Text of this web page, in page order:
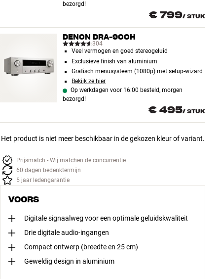
bezorgd!
€ 799/ STUK
DENON DRA-900H
304
Veel vermogen en goed stereogeluid
Exclusieve finish van aluminium
Grafisch menusysteem (1080p) met setup-wizard
Bekijk ze hier
Op werkdagen voor 16:00 besteld, morgen
bezorgd!
€ 495/ STUK
Het product is niet meer beschikbaar in de gekozen kleur of variant.
Prijsmatch - Wij matchen de concurrentie
60 dagen bedenktermijn
5 jaar ledengarantie
VOORS
Digitale signaalweg voor een optimale geluidskwaliteit
Drie digitale audio-ingangen
Compact ontwerp (breedte en 25 cm)
Geweldig design in aluminium